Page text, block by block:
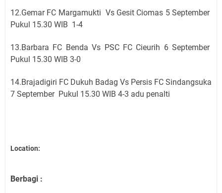
12.Gemar FC Margamukti Vs Gesit Ciomas 5 September
Pukul 15.30 WIB 1-4
13.Barbara FC Benda Vs PSC FC Cieurih 6 September
Pukul 15.30 WIB 3-0
14.Brajadigiri FC Dukuh Badag Vs Persis FC Sindangsuka
7 September Pukul 15.30 WIB 4-3 adu penalti
Location:
Berbagi :